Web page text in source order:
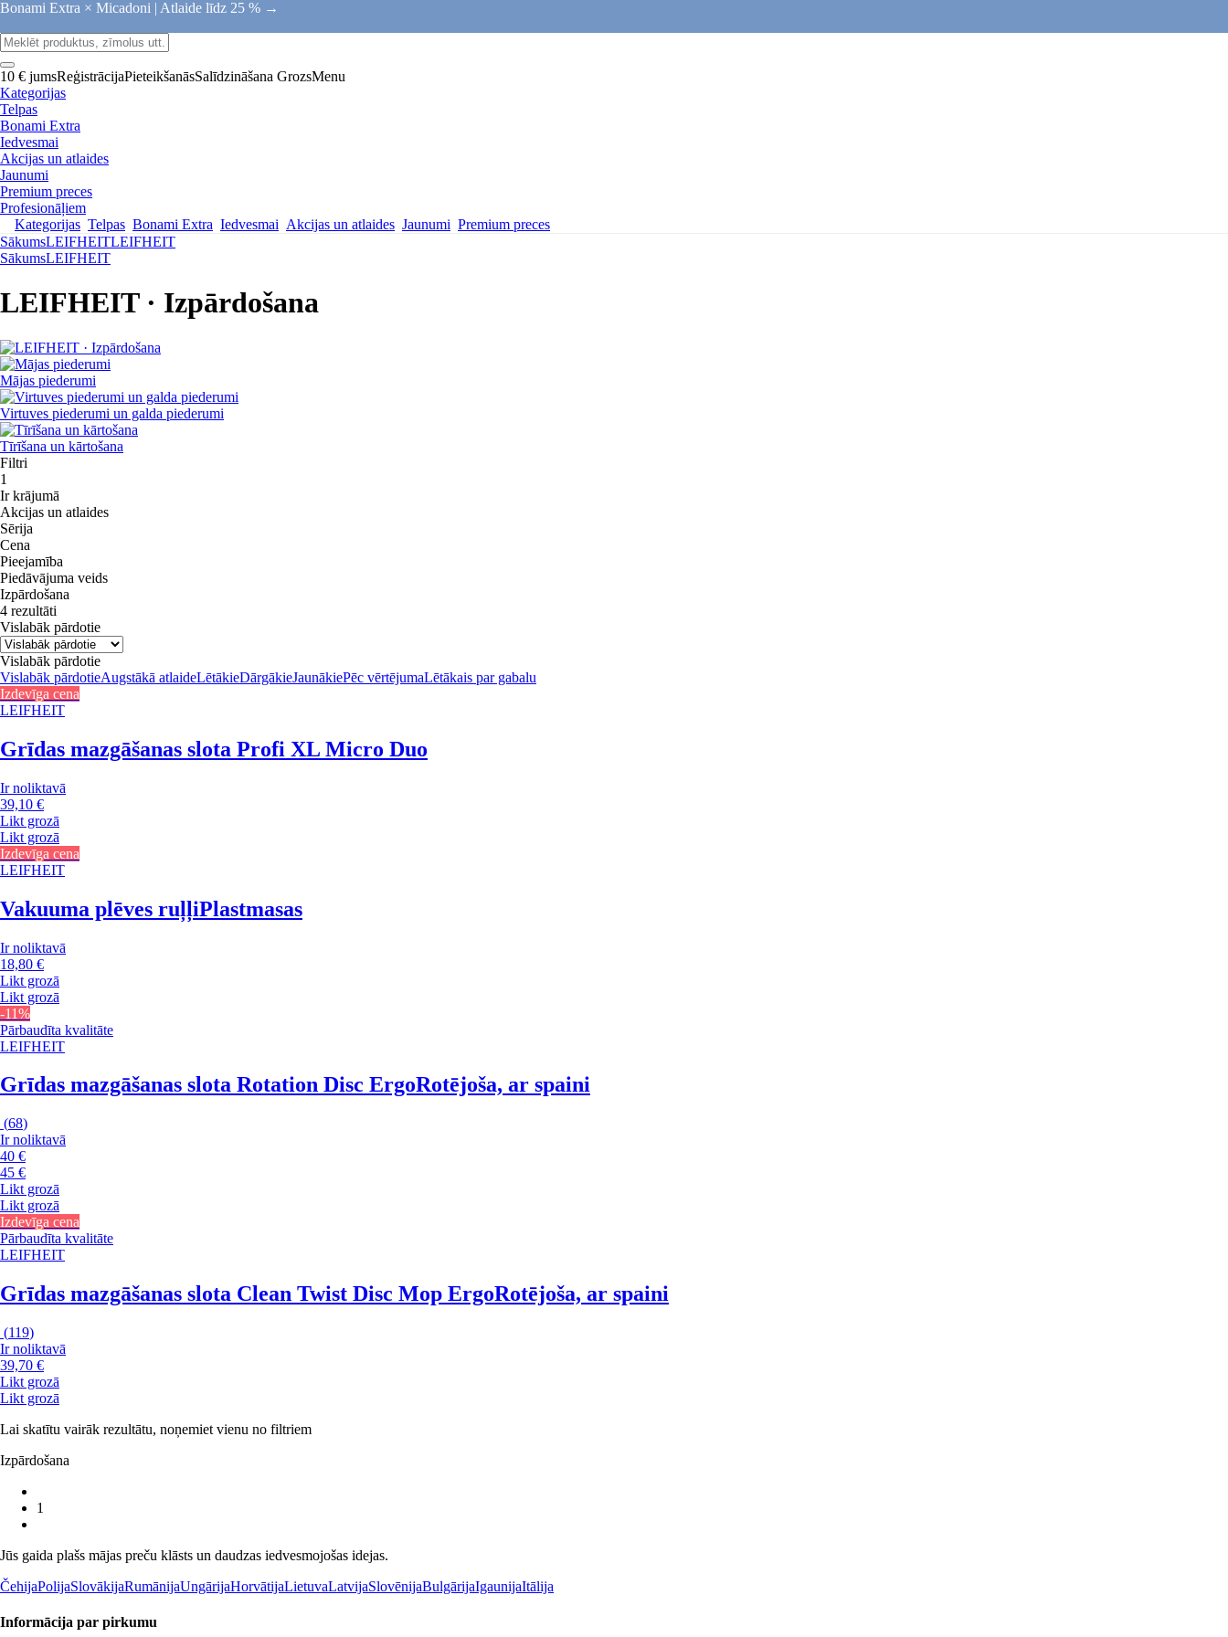
Bonami Extra × Micadoni | Atlaide līdz 25 % →
10 € jumsReģistrācijaPieteikšanāsSalīdzināšana GrozsMenu
Kategorijas
Telpas
Bonami Extra
Iedvesmai
Akcijas un atlaides
Jaunumi
Premium preces
Profesionāļiem
Kategorijas Telpas Bonami Extra Iedvesmai Akcijas un atlaides Jaunumi Premium preces
SākumsLEIFHEITLEIFHEIT
SākumsLEIFHEIT
LEIFHEIT · Izpārdošana
Mājas piederumi
Virtuves piederumi un galda piederumi
Tīrīšana un kārtošana
Filtri
1
Ir krājumā
Akcijas un atlaides
Sērija
Cena
Pieejamība
Piedāvājuma veids
Izpārdošana
4 rezultāti
Vislabāk pārdotie
Vislabāk pārdotie
Vislabāk pārdotieAugstākā atlaideLētākieDārgākieJaunākiePēc vērtējumaLētākais par gabalu
Izdevīga cena
LEIFHEIT
Grīdas mazgāšanas slota Profi XL Micro Duo
Ir noliktavā
39,10 €
Likt grozā
Likt grozā
Izdevīga cena
LEIFHEIT
Vakuuma plēves ruļļiPlastmasas
Ir noliktavā
18,80 €
Likt grozā
Likt grozā
-11%
Pārbaudīta kvalitāte
LEIFHEIT
Grīdas mazgāšanas slota Rotation Disc ErgoRotējoša, ar spaini
(68)
Ir noliktavā
40 €
45 €
Likt grozā
Likt grozā
Izdevīga cena
Pārbaudīta kvalitāte
LEIFHEIT
Grīdas mazgāšanas slota Clean Twist Disc Mop ErgoRotējoša, ar spaini
(119)
Ir noliktavā
39,70 €
Likt grozā
Likt grozā
Lai skatītu vairāk rezultātu, noņemiet vienu no filtriem
Izpārdošana
1
Jūs gaida plašs mājas preču klāsts un daudzas iedvesmojošas idejas.
ČehijaPolijaSlovākijaRumānijaUngārijaHorvātijaLietuvaLatvijaSlovēnijaBulgārijaIgaunijaItālija
Informācija par pirkumu